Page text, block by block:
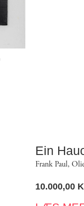
Ein
Frank Paul,
10.000,00